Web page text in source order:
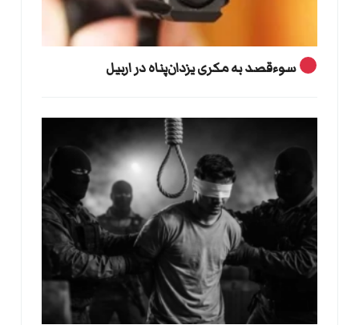
سوءقصد به مکری یزدان‌پناه در اربیل